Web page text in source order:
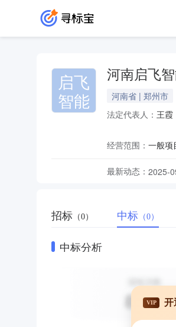
启飞
智能
河南启飞
河南省 | 郑州市
法定代表人： 王霞
经营范围：
最新动态： 2025-
招标 （0） 中标 （0）
中标分析
VIP 开